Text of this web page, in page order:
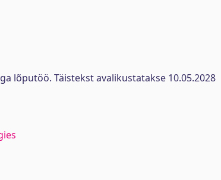
lõputöö. Täistekst avalikustatakse 10.05.2028